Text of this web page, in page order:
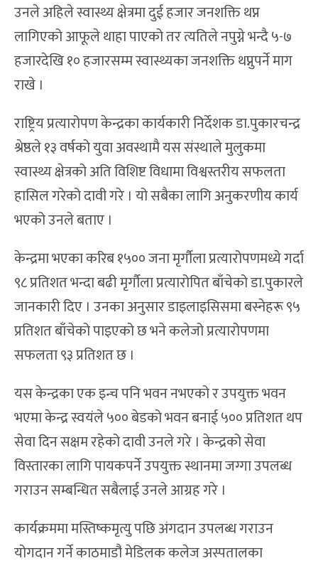
उनले अहिले स्वास्थ्य क्षेत्रमा दुई हजार जनशक्ति थप्न
लागिएको आफूले थाहा पाएको तर त्यतिले नपुग्ने भन्दै ५-७
हजारदेखि १० हजारसम्म स्वास्थ्यका जनशक्ति थप्नुपर्ने माग
राखे ।
राष्ट्रिय प्रत्यारोपण केन्द्रका कार्यकारी निर्देशक डा.पुकारचन्द्र
श्रेष्ठले १३ वर्षको युवा अवस्थामै यस संस्थाले मुलुकमा
स्वास्थ्य क्षेत्रको अति विशिष्ट विधामा विश्वस्तरीय सफलता
हासिल गरेको दावी गरे । यो सबैका लागि अनुकरणीय कार्य
भएको उनले बताए ।
केन्द्रमा भएका करिब १५०० जना मृर्गौला प्रत्यारोपणमध्ये गर्दा
९८ प्रतिशत भन्दा बढी मृर्गौला प्रत्यारोपित बाँचेको डा.पुकारले
जानकारी दिए । उनका अनुसार डाइलाइसिसमा बस्नेहरू ९५
प्रतिशत बाँचेको पाइएको छ भने कलेजो प्रत्यारोपणमा
सफलता ९३ प्रतिशत छ ।
यस केन्द्रका एक इन्च पनि भवन नभएको र उपयुक्त भवन
भएमा केन्द्र स्वयंले ५०० बेडको भवन बनाई ५०० प्रतिशत थप
सेवा दिन सक्षम रहेको दावी उनले गरे । केन्द्रको सेवा
विस्तारका लागि पायकपर्ने उपयुक्त स्थानमा जग्गा उपलब्ध
गराउन सम्बन्धित सबैलाई उनले आग्रह गरे ।
कार्यक्रममा मस्तिष्कमृत्यु पछि अंगदान उपलब्ध गराउन
योगदान गर्ने काठमाडौं‌ मेडिलक कलेज अस्पतालका